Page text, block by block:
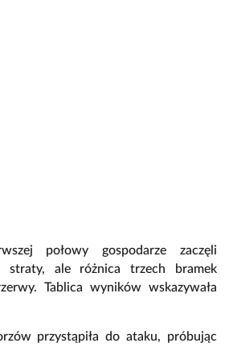
połowy gospodarze zaczęli
straty, ale różnica trzech bramek
Tablica wyników wskazywała
przystąpiła do ataku, próbując